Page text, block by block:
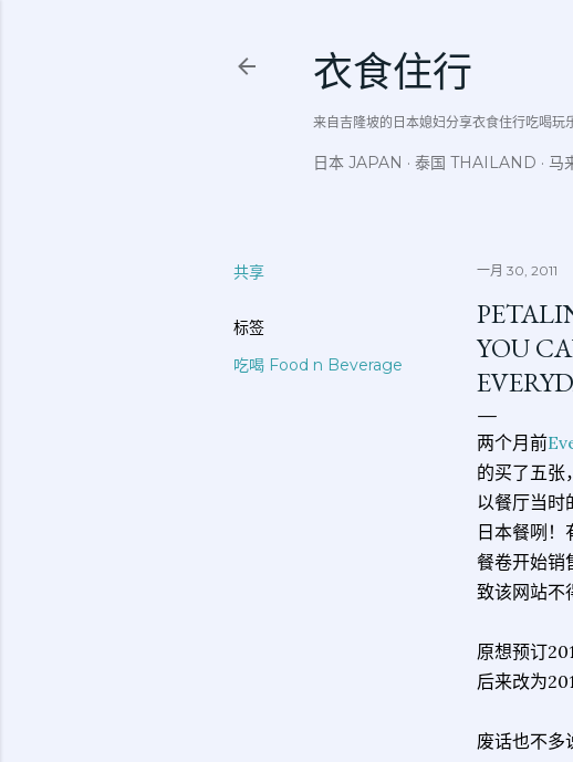
衣食住行
来自吉隆坡的日本媳妇分享衣食住行吃喝
日本 JAPAN 泰国 THAILAND 马
共享
标签
吃喝 Food n Beverage
一月 30, 2011
YOU
两个月前
的买了五张
以餐厅当时
日本餐咧
餐卷开始销
致该网站不
原想预订
后来改为
废话也不多